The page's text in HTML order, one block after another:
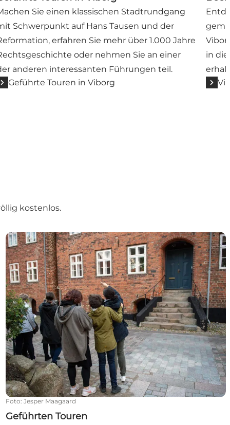
Sie einen klassischen Stadtrundgang
Schwerpunkt auf Hans Tausen und der
erfahren Sie mehr über 1.000 Jahre
oder nehmen Sie an einer
anderen interessanten Führungen teil.
Geführte Touren in Viborg
in
kostenlos.
Geführten Touren
Foto: Jesper Maagaard
Geführten Touren